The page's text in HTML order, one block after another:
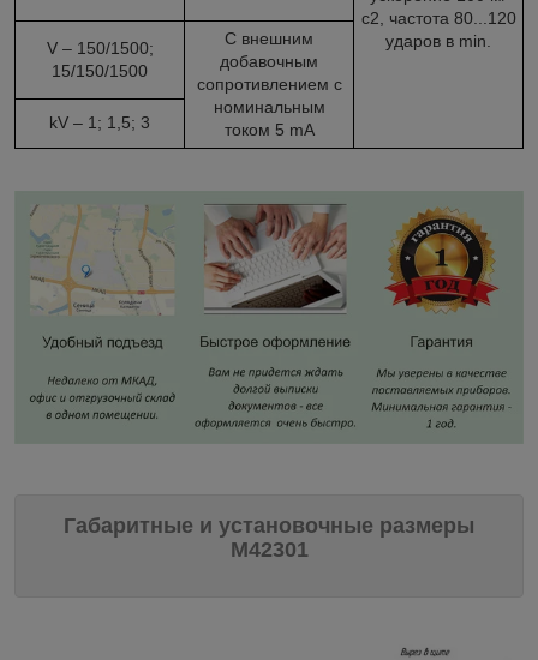
с2, частота 80...120
ударов в min.
V – 150/1500;
15/150/1500
С внешним
добавочным
сопротивлением с
номинальным
током 5 mA
kV – 1; 1,5; 3
Габаритные и установочные размеры
М42301